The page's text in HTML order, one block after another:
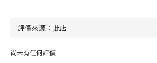
尚未有任何評價